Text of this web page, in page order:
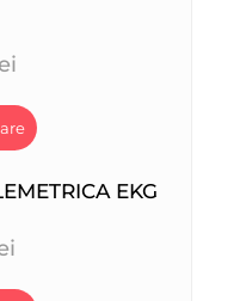
EKG